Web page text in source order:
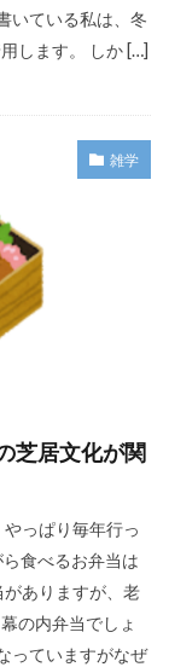
いている私は、冬
します。 しか […]
雑学
芝居文化が関
っぱり毎年行っ
食べるお弁当は
ありますが、老
の内弁当でしょ
っていますがなぜ